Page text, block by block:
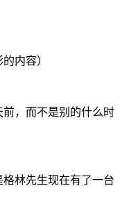
内容）
，而不是别的什么时
林先生现在有了一台